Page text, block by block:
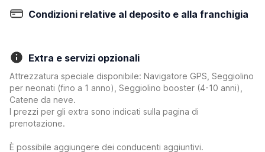
Condizioni relative al deposito e alla franchigia
Extra e servizi opzionali
Attrezzatura speciale disponibile: Navigatore GPS, Seggiolino
per neonati (fino a 1 anno), Seggiolino booster (4-10 anni),
Catene da neve.
I prezzi per gli extra sono indicati sulla pagina di
prenotazione.
È possibile aggiungere dei conducenti aggiuntivi.